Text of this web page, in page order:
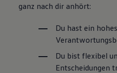
ganz nach dir anhört:
Du hast ein hohes
Du bist flexibel
Entscheidungen